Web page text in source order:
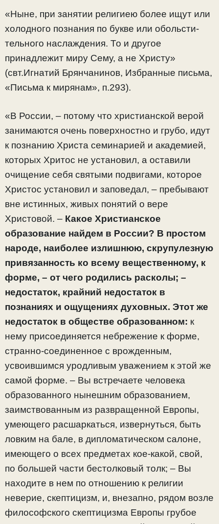
«Ныне, при занятии религиею более ищут или
холодного познания по букве или обольсти-
тельного наслаждения. То и другое
принадлежит миру Сему, а не Христу»
(свт.Игнатий Брянчанинов, Избранные письма,
«Письма к мирянам», п.293).
«В России, – потому что христианской верой
занимаются очень поверхностно и грубо, идут
к познанию Христа семинарией и академией,
которых Хритос не установил, а оставили
очищение себя святыми подвигами, которое
Христос установил и заповедал, – пребывают
вне истинных, живых понятий о вере
Христовой. – Какое Христианское
образование найдем в России? В простом
народе, наиболее излишнюю, скрупулезную
привязанность ко всему вещественному, к
форме, – от чего родились расколы; –
недостаток, крайний недостаток в
познаниях и ощущениях духовных. Этот же
недостаток в обществе образованном: к
нему присоединяется небрежение к форме,
странно-соединенное с врожденным,
усвоившимся уродливым уважением к этой же
самой форме. – Вы встречаете человека
образованного нынешним образованием,
заимствованным из развращенной Европы,
умеющего расшаркаться, извернуться, быть
ловким на бале, в дипломатическом салоне,
имеющего о всех предметах кое-какой, свой,
по большей части бестолковый толк; – Вы
находите в нем по отношению к религии
неверие, скептицизм, и, внезапно, рядом возле
философского скептицизма Европы грубое